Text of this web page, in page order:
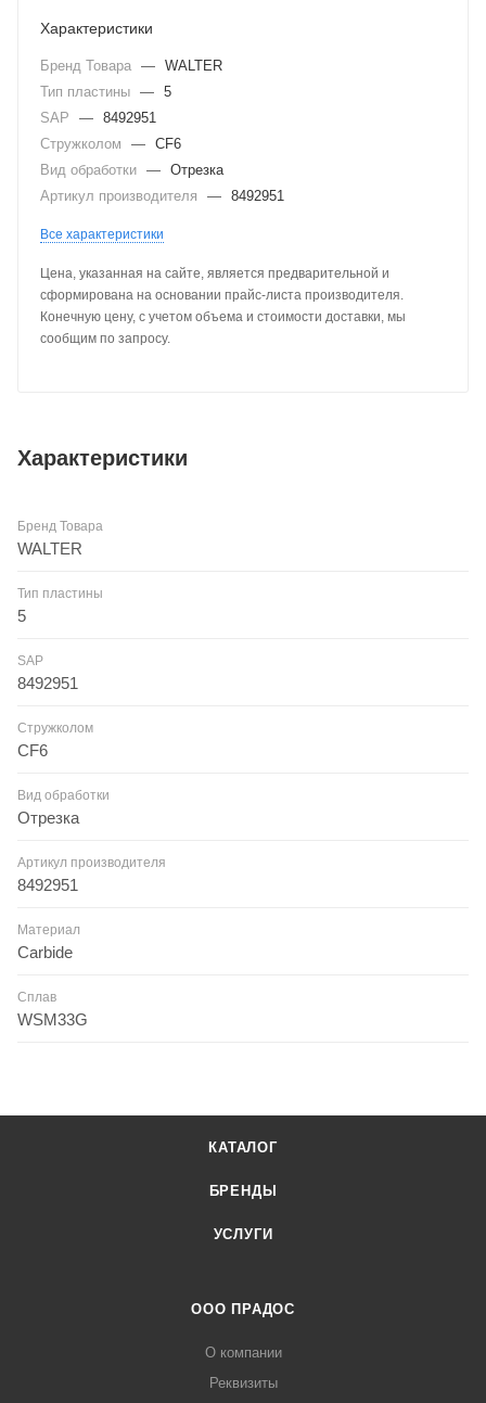
Характеристики
Бренд Товара — WALTER
Тип пластины — 5
SAP
— 8492951
Стружколом
— CF6
Вид обработки — Отрезка
Артикул производителя
— 8492951
Все характеристики
Цена, указанная на сайте, является предварительной и
сформирована на основании прайс-листа производителя.
Конечную цену, с учетом объема и стоимости доставки, мы
сообщим по запросу.
Характеристики
Бренд Товара
WALTER
Тип пластины
5
SAP
8492951
Стружколом
CF6
Вид обработки
Отрезка
Артикул производителя
8492951
Материал
Carbide
Сплав
WSM33G
КАТАЛОГ
БРЕНДЫ
УСЛУГИ
ООО ПРАДОС
О компании
Реквизиты